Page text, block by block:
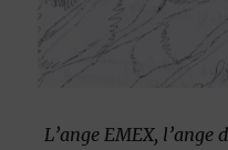
L’ange EMEX, l’ange